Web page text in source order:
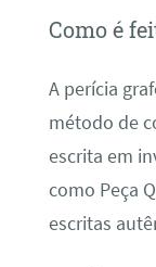
Como é
A perícia
método de
escrita em
como Peça
escritas